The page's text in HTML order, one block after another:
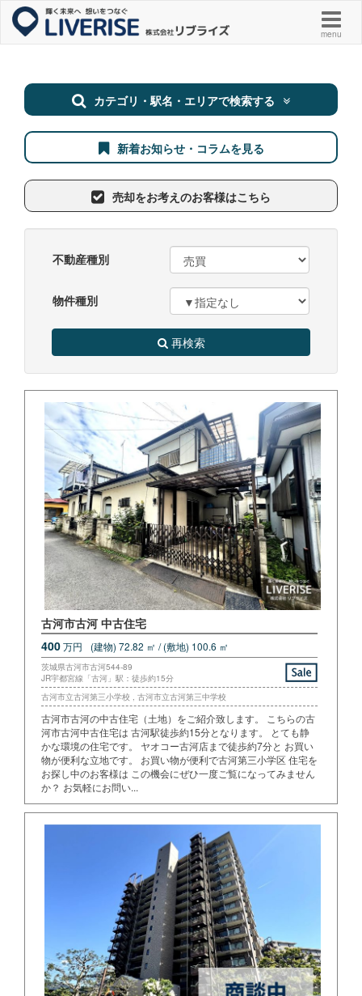
menu
カテゴリ・駅名・エリアで検索する
一戸建て
マンション
その他
フリーワード検索
新着お知らせ・コラムを見る
売却をお考えのお客様はこちら
不動産種別
物件種別
再検索
古河市古河 中古住宅
400万円 (建物) 72.82 ㎡ / (敷地) 100.6 ㎡
茨城県古河市古河544-89
JR宇都宮線「古河」駅：徒歩約15分
古河市立古河第三小学校 , 古河市立古河第三中学校
古河市古河の中古住宅（土地）をご紹介致します。 こちらの古
河市古河中古住宅は 古河駅徒歩約15分となります。 とても静
かな環境の住宅です。 ヤオコー古河店まで徒歩約7分と お買い
物が便利な立地です。 お買い物が便利で古河第三小学区 住宅を
お探し中のお客様は この機会にぜひ一度ご覧になってみません
か？ お気軽にお問い...